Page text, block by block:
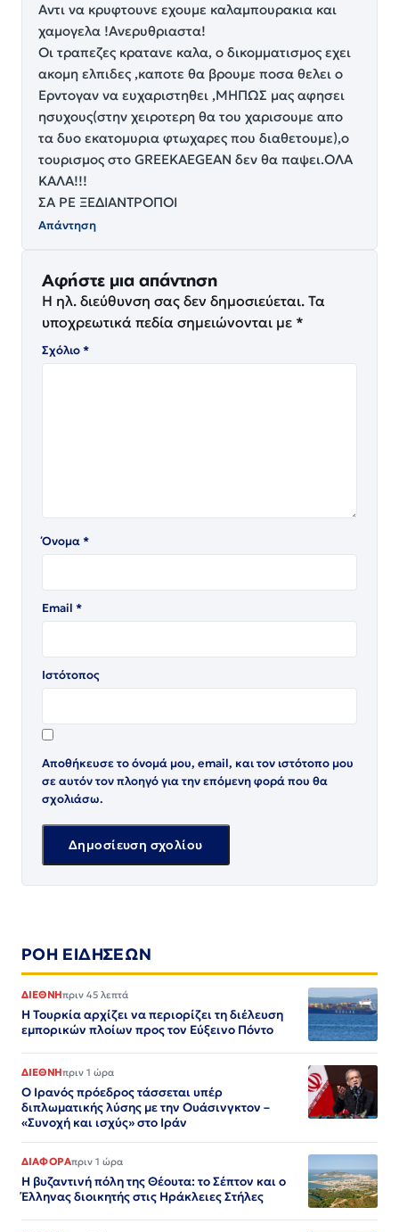
Αντι να κρυφτουνε εχουμε καλαμπουρακια και
χαμογελα !Ανερυθριαστα!
Οι τραπεζες κρατανε καλα, ο δικομματισμος εχει
ακομη ελπιδες ,καποτε θα βρουμε ποσα θελει ο
Ερντογαν να ευχαριστηθει ,ΜΗΠΩΣ μας αφησει
ησυχους(στην χειροτερη θα του χαρισουμε απο
τα δυο εκατομυρια φτωχαρες που διαθετουμε),ο
τουρισμος στο GREEKAEGEAN δεν θα παψει.ΟΛΑ
ΚΑΛΑ!!!
ΣΑ ΡΕ ΞΕΔΙΑΝΤΡΟΠΟΙ
Απάντηση
Αφήστε μια απάντηση
Η ηλ. διεύθυνση σας δεν δημοσιεύεται. Τα
υποχρεωτικά πεδία σημειώνονται με *
Σχόλιο*
Όνομα*
Email *
Ιστότοπος
Αποθήκευσε το όνομά μου, email, και τον ιστότοπο μου
σε αυτόν τον πλοηγό για την επόμενη φορά που θα
σχολιάσω.
ΡΟΗ ΕΙΔΗΣΕΩΝ
ΔΙΕΘΝΗπριν 45 λεπτά
Η Τουρκία αρχίζει να περιορίζει τη διέλευση
εμπορικών πλοίων προς τον Εύξεινο Πόντο
ΔΙΕΘΝΗπριν 1 ώρα
Ο Ιρανός πρόεδρος τάσσεται υπέρ
διπλωματικής λύσης με την Ουάσινγκτον –
«Συνοχή και ισχύς» στο Ιράν​​​​​​​​​​​​​​​​​​​​​​​​​​​​​​​​​​​​​​​​​​​​​​​​​​
ΔΙΑΦΟΡΑπριν 1 ώρα
Η βυζαντινή πόλη της Θέουτα: το Σέπτον και ο
Έλληνας διοικητής στις Ηράκλειες Στήλες